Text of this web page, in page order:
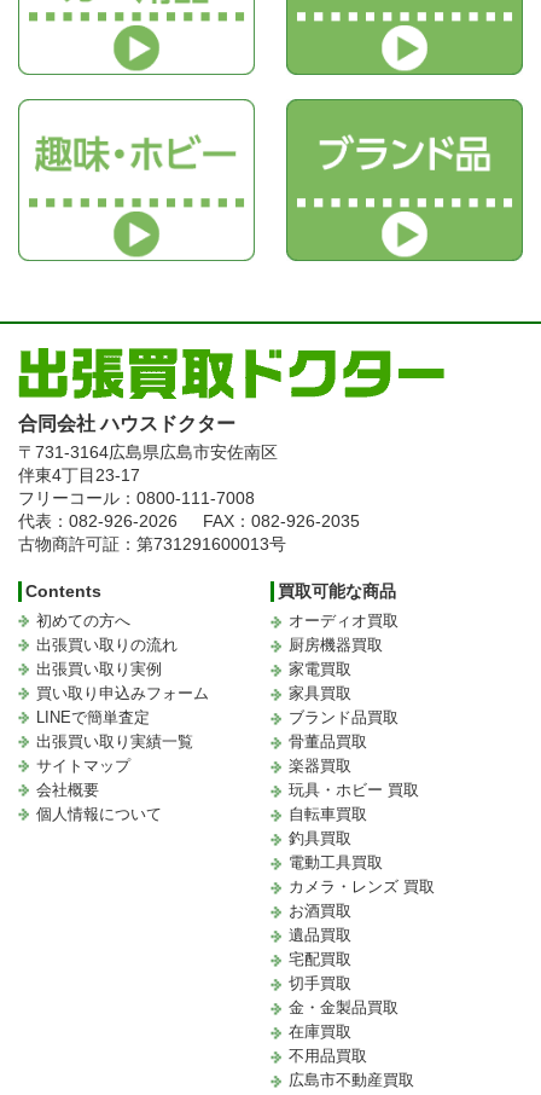
合同会社 ハウスドクター
〒731-3164広島県広島市安佐南区
伴東4丁目23-17
フリーコール：0800-111-7008
代表：082-926-2026
FAX：082-926-2035
古物商許可証：第731291600013号
Contents
初めての方へ
出張買い取りの流れ
出張買い取り実例
買い取り申込みフォーム
LINEで簡単査定
出張買い取り実績一覧
サイトマップ
会社概要
個人情報について
買取可能な商品
オーディオ買取
厨房機器買取
家電買取
家具買取
ブランド品買取
骨董品買取
楽器買取
玩具・ホビー 買取
自転車買取
釣具買取
電動工具買取
カメラ・レンズ 買取
お酒買取
遺品買取
宅配買取
切手買取
金・金製品買取
在庫買取
不用品買取
広島市不動産買取